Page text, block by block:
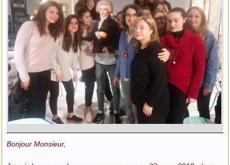
Bonjour Monsieur,